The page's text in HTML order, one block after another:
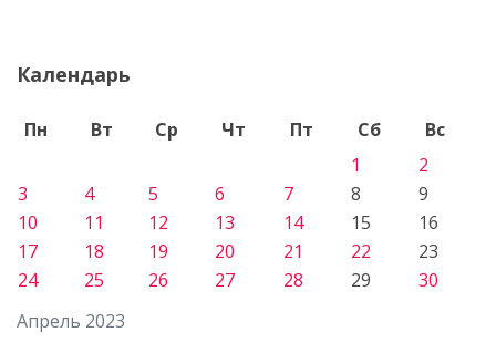
Календарь
Апрель 2023
Пн Вт Ср Чт Пт Сб
Вс
1
2
3
4 5 6 7 8
9
10
11 12 13 14 15
16
17
18 19 20 21 22
23
24
25 26 27 28 29 30